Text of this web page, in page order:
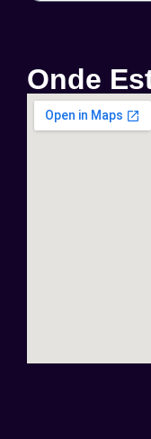
Onde